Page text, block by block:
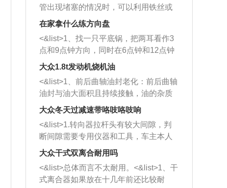
管出现堵塞的情况时，可以利用铁丝或
者是细棍，直接将杂物给取出来，如果
堵塞情况比较严重，也可以采取应急措
施。 <&list>2、直接利用木棍将所有的
杂物推到排气管里面的位置处，然后将
三元催化器拆解开，就可以将堵塞的东
西取出来。但如果是因为积碳过多引起
的堵塞，就需要将三元催化器泡在草酸
洗剂对堵塞的情况得到解决，将清洗剂
放在燃油箱中，与燃油混合后，车辆启
动时，就可以和汽油一起进入到燃烧
室，最后形成废气排出，就可以让三元
催化器得到清洗，排气管堵塞的情况就
能够得到解决。
在家拿什么练方向盘
<&list>1、找一只平底锅，把两耳看作3
点和9点钟方向，同时在6点钟和12点钟
方向做一个标记。 <&list>2、双手握住
一圈半的练习，往右同样也要打相同的
圈数。 <&list>3、最后强调要反复练
习，这样就可以形成肌肉记忆，在真实
驾驶车辆时，不需要记忆也能打好方
向。
大众1.8t发动机烧机油
<&list>1、前后曲轴油封老化：前后曲轴
油封与油大面积且持续接触，油的杂质
和发动机内持续温度变化使其密封效果
逐渐减弱，导致渗油或漏油。<&list>2、
活塞间隙过大：积碳会使活塞环与缸体
的间隙扩大，导致机油流入燃烧室中，
造成烧机油。<&list>3、机油粘度。使用
机油粘度过小的话，同样会有烧机油现
象，机油粘度过小具有很好的流动性，
大众冬天过减速带咯吱咯吱响
<&list>1.转向器拉杆头有较大间隙，判
断间隙需要专用仪器和工具，车主本人
无法制作，需要将车辆送到修理厂或4s
店；<&list>2.车辆半轴套管防尘罩破
裂，破裂后会出现漏油现象，使半轴磨
损严重，磨损的半轴容易损坏，产生异
大众干式双离合耐用吗
<&list>总体而言不太耐用。<&list>1、干
式离合器如果放在十几年前还比较耐